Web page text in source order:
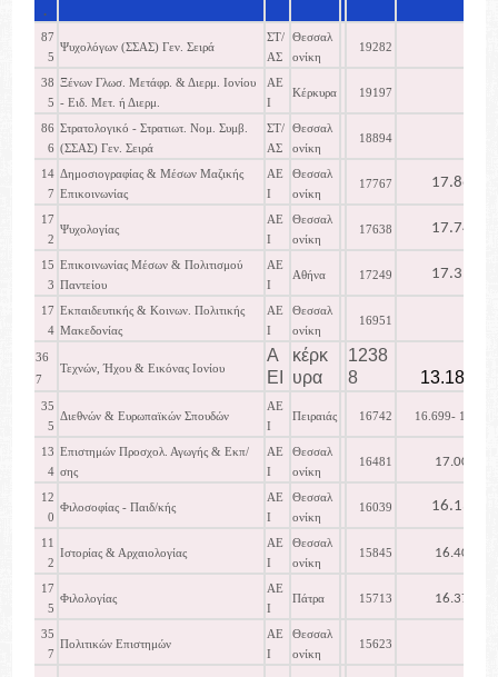
.
87
5
Ψυχολόγων (ΣΣΑΣ) Γεν. Σειρά
ΣΤ/
ΑΣ
Θεσσαλ
ονίκη
19282
38
5
Ξένων Γλωσ. Μετάφρ. & Διερμ. Ιονίου
- Ειδ. Μετ. ή Διερμ.
ΑΕ
Ι
Κέρκυρα 19197
86
6
Στρατολογικό - Στρατιωτ. Νομ. Συμβ.
(ΣΣΑΣ) Γεν. Σειρά
ΣΤ/
ΑΣ
Θεσσαλ
ονίκη
18894
14
7
Δημοσιογραφίας & Μέσων Μαζικής
Επικοινωνίας
ΑΕ
Ι
Θεσσαλ
ονίκη
17767 17.863
17
2
Ψυχολογίας
ΑΕ
Ι
Θεσσαλ
ονίκη
17638 17.744
15
3
Επικοινωνίας Μέσων & Πολιτισμού
Παντείου
ΑΕ
Ι
Αθήνα 17249 17.397
17
4
Εκπαιδευτικής & Κοινων. Πολιτικής
Μακεδονίας
ΑΕ
Ι
Θεσσαλ
ονίκη
16951
36
7
Τεχνών, Ήχου & Εικόνας Ιονίου
Α
ΕΙ
κέρκ
υρα
1238
8
13.182
35
5
Διεθνών & Ευρωπαϊκών Σπουδών
ΑΕ
Ι
Πειραιάς 16742 16.699- 16.889
13
4
Επιστημών Προσχολ. Αγωγής & Εκπ/
σης
ΑΕ
Ι
Θεσσαλ
ονίκη
16481 17.000
12
0
Φιλοσοφίας - Παιδ/κής
ΑΕ
Ι
Θεσσαλ
ονίκη
16039 16.138
11
2
Ιστορίας & Αρχαιολογίας
ΑΕ
Ι
Θεσσαλ
ονίκη
15845 16.407
17
5
Φιλολογίας
ΑΕ
Ι
Πάτρα 15713 16.374
35
7
Πολιτικών Επιστημών
ΑΕ
Ι
Θεσσαλ
ονίκη
15623